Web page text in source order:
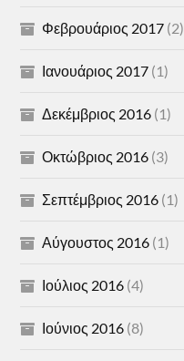
Φεβρουάριος 2017 (2)
Ιανουάριος 2017 (1)
Δεκέμβριος 2016 (1)
Οκτώβριος 2016 (3)
Σεπτέμβριος 2016 (1)
Αύγουστος 2016 (1)
Ιούλιος 2016 (4)
Ιούνιος 2016 (8)